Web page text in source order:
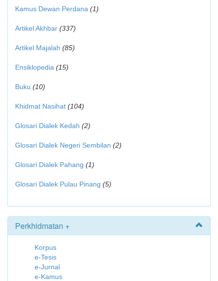
Kamus Dewan Perdana (1)
Artikel Akhbar (337)
Artikel Majalah (85)
Ensiklopedia (15)
Buku (10)
Khidmat Nasihat (104)
Glosari Dialek Kedah (2)
Glosari Dialek Negeri Sembilan (2)
Glosari Dialek Pahang (1)
Glosari Dialek Pulau Pinang (5)
Perkhidmatan +
Korpus
e-Tesis
e-Jurnal
e-Kamus